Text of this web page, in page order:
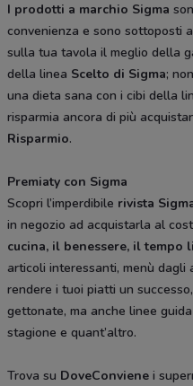
I prodotti a marchio Sigma
convenienza e sono sottoposti
sulla tua tavola il meglio della
della linea Scelto di Sigma;
una dieta sana con i cibi della
risparmia ancora di più
Risparmio.
Premiaty con Sigma
Scopri l’imperdibile rivista
in negozio ad acquistarla al
cucina, il benessere, il tempo
articoli interessanti, menù dagli
rendere i tuoi piatti un
gettonate, ma anche linee
stagione e quant’altro.
Trova su DoveConviene i